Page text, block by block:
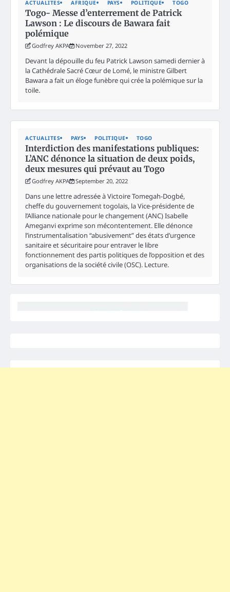
ACTUALITES AFRIQUE PAYS POLITIQUE TOGO
Togo- Messe d’enterrement de Patrick
Lawson : Le discours de Bawara fait
polémique
Godfrey AKPA November 27, 2022
Devant la dépouille du feu Patrick Lawson samedi dernier à
la Cathédrale Sacré Cœur de Lomé, le ministre Gilbert
Bawara a fait un éloge funèbre qui crée la polémique sur la
toile.
ACTUALITES PAYS POLITIQUE TOGO
Interdiction des manifestations publiques:
L’ANC dénonce la situation de deux poids,
deux mesures qui prévaut au Togo
Godfrey AKPA September 20, 2022
Dans une lettre adressée à Victoire Tomegah-Dogbé,
cheffe du gouvernement togolais, la Vice-présidente de
l’Alliance nationale pour le changement (ANC) Isabelle
Ameganvi exprime son mécontentement. Elle dénonce
l’instrumentalisation “abusivement” des états d’urgence
sanitaire et sécuritaire pour entraver le libre
fonctionnement des partis politiques de l’opposition et des
organisations de la société civile (OSC). Lecture.